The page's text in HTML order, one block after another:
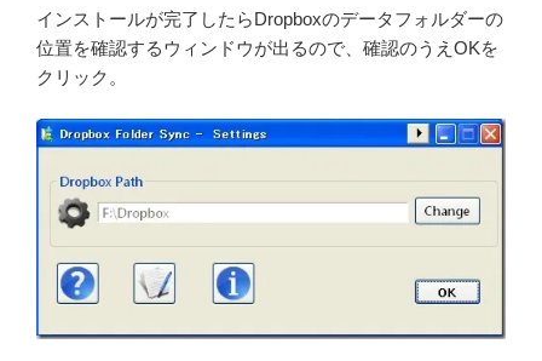
インストールが完了したらDropboxのデータフォルダーの
位置を確認するウィンドウが出るので、確認のうえOKを
クリック。